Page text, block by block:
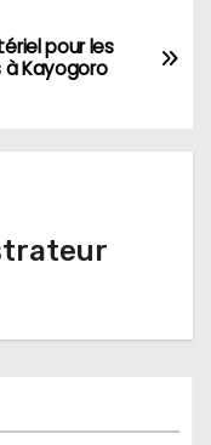
pour les
à Kayogoro